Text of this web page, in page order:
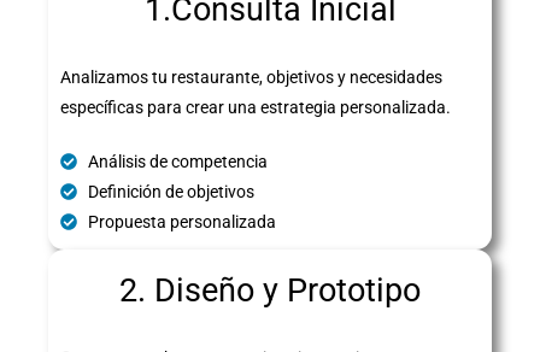
1.Consulta Inicial
Analizamos tu restaurante, objetivos y necesidades
específicas para crear una estrategia personalizada.
Análisis de competencia
Definición de objetivos
Propuesta personalizada
2. Diseño y Prototipo